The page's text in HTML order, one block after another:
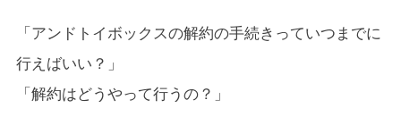
「アンドトイボックスの解約の手続きっていつまでに
行えばいい？」
「解約はどうやって行うの？」